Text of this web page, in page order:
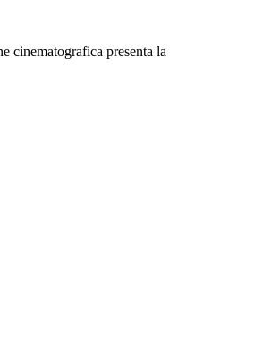
cinematografica presenta la